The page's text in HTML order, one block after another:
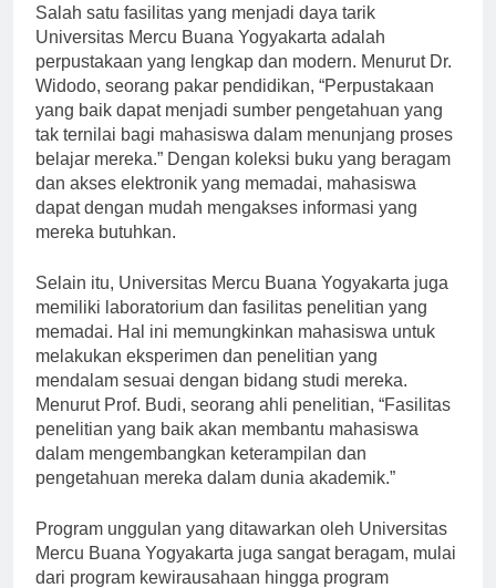
Salah satu fasilitas yang menjadi daya tarik
Universitas Mercu Buana Yogyakarta adalah
perpustakaan yang lengkap dan modern. Menurut Dr.
Widodo, seorang pakar pendidikan, “Perpustakaan
yang baik dapat menjadi sumber pengetahuan yang
tak ternilai bagi mahasiswa dalam menunjang proses
belajar mereka.” Dengan koleksi buku yang beragam
dan akses elektronik yang memadai, mahasiswa
dapat dengan mudah mengakses informasi yang
mereka butuhkan.
Selain itu, Universitas Mercu Buana Yogyakarta juga
memiliki laboratorium dan fasilitas penelitian yang
memadai. Hal ini memungkinkan mahasiswa untuk
melakukan eksperimen dan penelitian yang
mendalam sesuai dengan bidang studi mereka.
Menurut Prof. Budi, seorang ahli penelitian, “Fasilitas
penelitian yang baik akan membantu mahasiswa
dalam mengembangkan keterampilan dan
pengetahuan mereka dalam dunia akademik.”
Program unggulan yang ditawarkan oleh Universitas
Mercu Buana Yogyakarta juga sangat beragam, mulai
dari program kewirausahaan hingga program